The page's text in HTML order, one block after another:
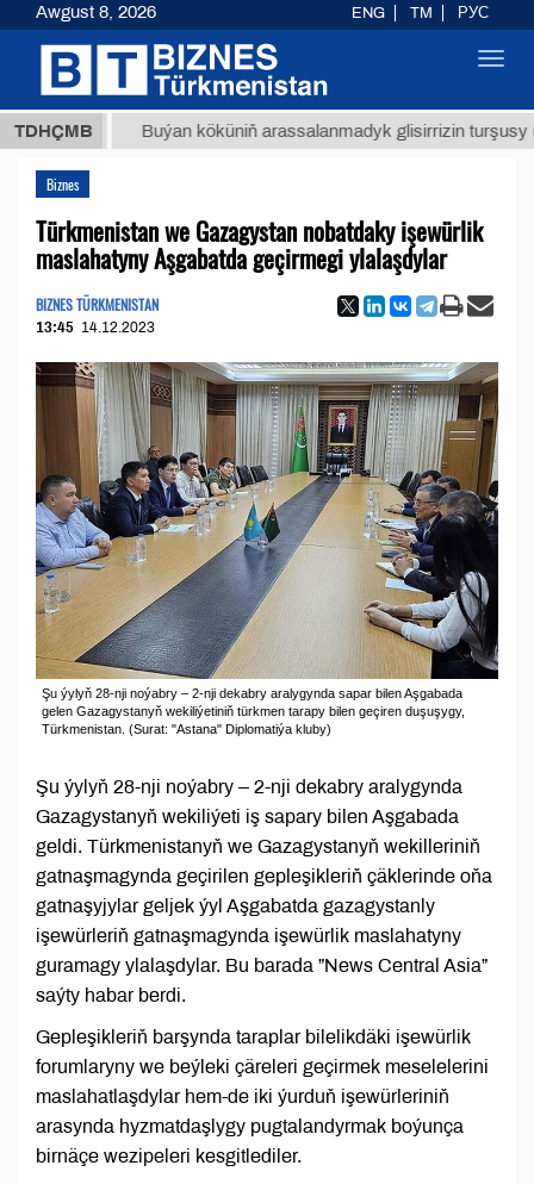
TDHÇMBBuýan köküniň arassalanmadyk glisirrizin turşusy (t.)
Biznes
Türkmenistan we Gazagystan nobatdaky işewürlik
maslahatyny Aşgabatda geçirmegi ylalaşdylar
BIZNES TÜRKMENISTAN
13:45 14.12.2023
Şu ýylyň 28-nji noýabry – 2-nji dekabry aralygynda sapar bilen Aşgabada
gelen Gazagystanyň wekiliýetiniň türkmen tarapy bilen geçiren duşuşygy,
Türkmenistan. (Surat: "Astana" Diplomatiýa kluby)
Şu ýylyň 28-nji noýabry – 2-nji dekabry aralygynda
Gazagystanyň wekiliýeti iş sapary bilen Aşgabada
geldi. Türkmenistanyň we Gazagystanyň wekilleriniň
gatnaşmagynda geçirilen gepleşikleriň çäklerinde oňa
gatnaşyjylar geljek ýyl Aşgabatda gazagystanly
işewürleriň gatnaşmagynda işewürlik maslahatyny
guramagy ylalaşdylar. Bu barada ”News Central Asia”
saýty habar berdi.
Gepleşikleriň barşynda taraplar bilelikdäki işewürlik
forumlaryny we beýleki çäreleri geçirmek meselelerini
maslahatlaşdylar hem-de iki ýurduň işewürleriniň
arasynda hyzmatdaşlygy pugtalandyrmak boýunça
birnäçe wezipeleri kesgitlediler.
Awgust 8, 2026 ENG TM РУС